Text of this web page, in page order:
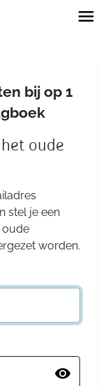
bij op 1
oude
stel je een
oude
worden.